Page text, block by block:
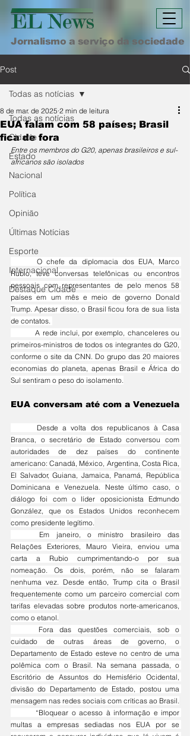
Jornalismo a serviço da sociedade
Post
Todas as notícias
Cidade
Estado
Nacional
Política
Opinião
Últimas Notícias
Esporte
Internacional
Destaque Cidade
Todas as notícias
EUA falam com 58 países; Brasil
fica de fora
8 de mar. de 2025 2 min de leitura
Entre os membros do G20, apenas brasileiros e sul-
africanos são isolados
	O chefe da diplomacia dos EUA, Marco
Rubio, teve conversas telefônicas ou encontros
pessoais com representantes de pelo menos 58
países em um mês e meio de governo Donald
Trump. Apesar disso, o Brasil ficou fora de sua lista
de contatos.
	A rede inclui, por exemplo, chanceleres ou
primeiros-ministros de todos os integrantes do G20,
conforme o site da CNN. Do grupo das 20 maiores
economias do planeta, apenas Brasil e África do
Sul sentiram o peso do isolamento.
EUA conversam até com a Venezuela
Branca, o secretário de Estado conversou com
autoridades de dez países do continente
americano: Canadá, México, Argentina, Costa Rica,
El Salvador, Guiana, Jamaica, Panamá, República
Dominicana e Venezuela. Neste último caso, o
diálogo foi com o líder oposicionista Edmundo
González, que os Estados Unidos reconhecem
como presidente legítimo.
Relações Exteriores, Mauro Vieira, enviou uma
carta a Rubio cumprimentando-o por sua
nomeação. Os dois, porém, não se falaram
nenhuma vez. Desde então, Trump cita o Brasil
frequentemente como um parceiro comercial com
tarifas elevadas sobre produtos norte-americanos,
como o etanol.
	Fora das questões comerciais, sob o
cuidado de outras áreas de governo, o
Departamento de Estado esteve no centro de uma
polêmica com o Brasil. Na semana passada, o
Escritório de Assuntos do Hemisfério Ocidental,
divisão do Departamento de Estado, postou uma
mensagem nas redes sociais com críticas ao Brasil.
multas a empresas sediadas nos EUA por se